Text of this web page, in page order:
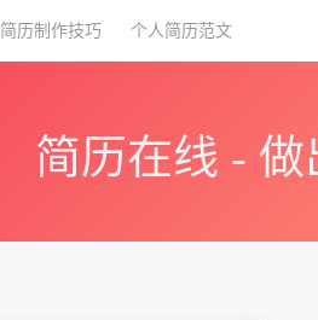
简历制作技巧 个人简历范文
简历在线 -